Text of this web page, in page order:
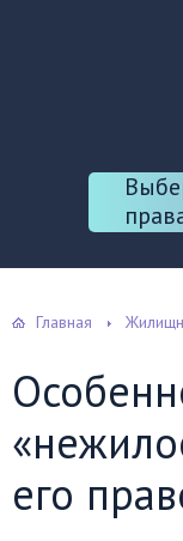
Главная
его